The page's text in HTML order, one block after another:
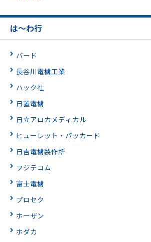
は〜わ行
バード
長谷川電機工業
ハック社
日置電機
日立アロカメディカル
ヒューレット・パッカード
日吉電機製作所
フジテコム
富士電機
プロセク
ホーザン
ホダカ